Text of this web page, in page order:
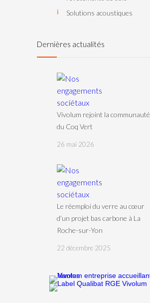
Solutions acoustiques
Dernières actualités
Vivolum rejoint la communauté
du Coq Vert
26 mai 2026
Le réemploi du verre au cœur
d’un projet bas carbone à La
Roche-sur-Yon
22 décembre 2025